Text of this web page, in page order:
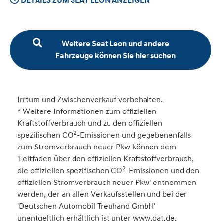
Weitere Seat Leon und andere
Fahrzeuge können Sie hier suchen
Irrtum und Zwischenverkauf vorbehalten.
* Weitere Informationen zum offiziellen
Kraftstoffverbrauch und zu den offiziellen
spezifischen CO2-Emissionen und gegebenenfalls
zum Stromverbrauch neuer Pkw können dem
'Leitfaden über den offiziellen Kraftstoffverbrauch,
die offiziellen spezifischen CO2-Emissionen und den
offiziellen Stromverbrauch neuer Pkw' entnommen
werden, der an allen Verkaufsstellen und bei der
'Deutschen Automobil Treuhand GmbH'
unentgeltlich erhältlich ist unter www.dat.de.